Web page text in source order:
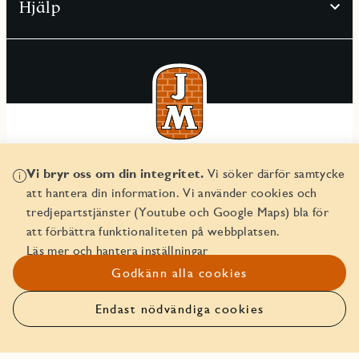
Vi bryr oss om din integritet. Vi söker därför samtycke
att hantera din information. Vi använder cookies och
tredjepartstjänster (Youtube och Google Maps) bla för
att förbättra funktionaliteten på webbplatsen.
Läs mer och hantera inställningar
Godkänn alla cookies
Endast nödvändiga cookies
Hjälp
© JM AB 2026
Organisationsnummer 556045-2103